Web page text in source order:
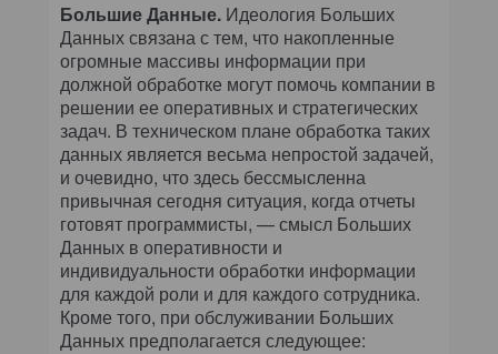
Большие Данные. Идеология Больших
Данных связана с тем, что накопленные
огромные массивы информации при
должной обработке могут помочь компании в
решении ее оперативных и стратегических
задач. В техническом плане обработка таких
данных является весьма непростой задачей,
и очевидно, что здесь бессмысленна
привычная сегодня ситуация, когда отчеты
готовят программисты, — смысл Больших
Данных в оперативности и
индивидуальности обработки информации
для каждой роли и для каждого сотрудника.
Кроме того, при обслуживании Больших
Данных предполагается следующее: